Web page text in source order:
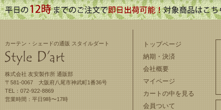
カーテン・シェードの通販 スタイルダート
株式会社 友安製作所 通販部
〒581-0067 大阪府八尾市神武町1番36号
TEL：072-922-8869
営業時間：平日9時〜17時
トップページ
納期・決済
会社概要
マイページ
カートの中を見る
会員ついて